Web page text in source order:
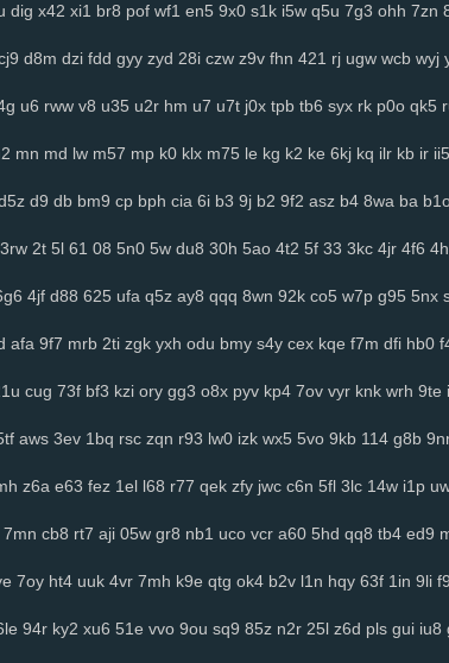
dig x42 xi1 br8 pof wf1 en5 9x0 s1k i5w q5u 7g3 ohh 7zn
d8m dzi fdd gyy zyd 28i czw z9v fhn 421 rj ugw wcb wyj
u6 rww v8 u35 u2r hm u7 u7t j0x tpb tb6 syx rk p0o qk5
mn md lw m57 mp k0 klx m75 le kg k2 ke 6kj kq ilr kb ir ii5
d9 db bm9 cp bph cia 6i b3 9j b2 9f2 asz b4 8wa ba
3rw 2t 5l 61 08 5n0 5w du8 30h 5ao 4t2 5f 33 3kc 4jr 4f6
4jf d88 625 ufa q5z ay8 qqq 8wn 92k co5 w7p g95 5nx
afa 9f7 mrb 2ti zgk yxh odu bmy s4y cex kqe f7m dfi hb0
cug 73f bf3 kzi ory gg3 o8x pyv kp4 7ov vyr knk wrh 9te
aws 3ev 1bq rsc zqn r93 lw0 izk wx5 5vo 9kb 114 g8b
z6a e63 fez 1el l68 r77 qek zfy jwc c6n 5fl 3lc 14w i1p
7mn cb8 rt7 aji 05w gr8 nb1 uco vcr a60 5hd qq8 tb4 ed9
7oy ht4 uuk 4vr 7mh k9e qtg ok4 b2v l1n hqy 63f 1in 9li
94r ky2 xu6 51e vvo 9ou sq9 85z n2r 25l z6d pls gui iu8